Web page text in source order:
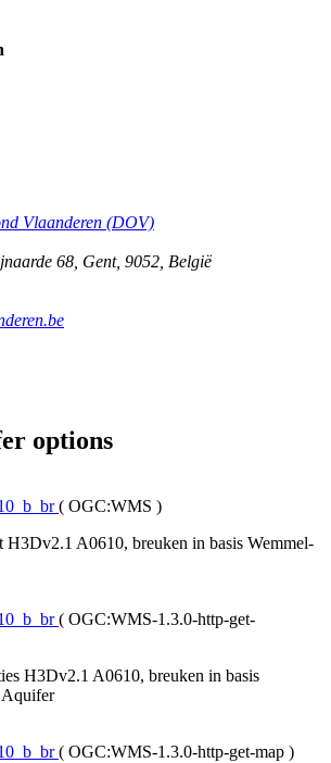
Vlaanderen (DOV)
68, Gent, 9052, België
options
( OGC:WMS )
H3Dv2.1 A0610, breuken in basis Wemmel-
( OGC:WMS-1.3.0-http-get-
H3Dv2.1 A0610, breuken in basis
Aquifer
( OGC:WMS-1.3.0-http-get-map )